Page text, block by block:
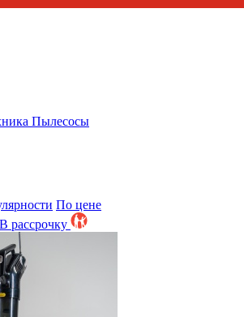
Пылесосы
По цене
B рассрочку